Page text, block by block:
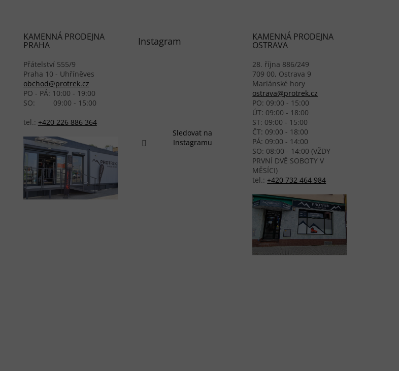
KAMENNÁ PRODEJNA
PRAHA
Přátelství 555/9
Praha 10 - Uhříněves
obchod@protrek.cz
PO - PÁ: 10:00 - 19:00
SO: 09:00 - 15:00
tel.: +420 226 886 364
Instagram
Sledovat na
Instagramu
KAMENNÁ PRODEJNA
OSTRAVA
28. října 886/249
709 00, Ostrava 9
Mariánské hory
ostrava@protrek.cz
PO: 09:00 - 15:00
ÚT: 09:00 - 18:00
ST: 09:00 - 15:00
ČT: 09:00 - 18:00
PÁ: 09:00 - 14:00
SO: 08:00 - 14:00 (VŽDY
PRVNÍ DVĚ SOBOTY V
MĚSÍCI)
tel.:+420 732 464 984